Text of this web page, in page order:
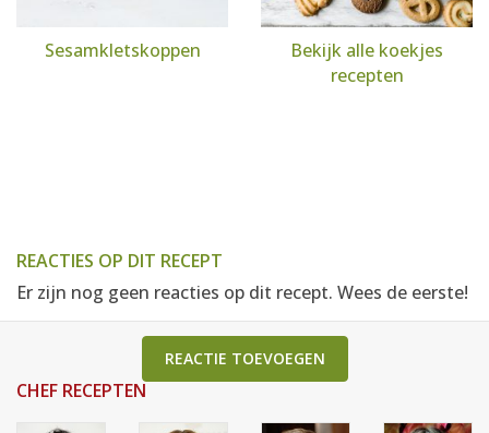
Sesamkletskoppen
Bekijk alle koekjes
recepten
REACTIES OP DIT RECEPT
Er zijn nog geen reacties op dit recept. Wees de eerste!
REACTIE TOEVOEGEN
CHEF RECEPTEN